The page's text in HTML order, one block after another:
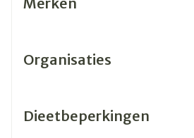
Organisaties
Dieetbeperkingen